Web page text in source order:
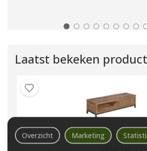
Laatst bekeken
Overzicht Marketing